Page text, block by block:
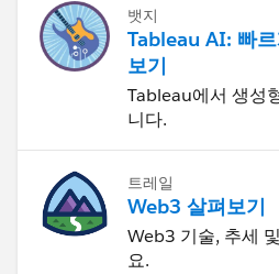
뱃지
Tableau AI: 빠
보기
Tableau에서 생성
니다.
트레일
Web3 살펴보기
Web3 기술, 추세
요.